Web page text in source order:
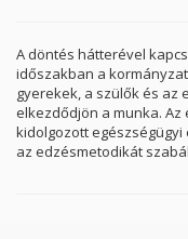
A döntés hátterével
időszakban a
gyerekek, a szülők és az
elkezdődjön a munka. Az
kidolgozott egészségügyi
az edzésmetodikát